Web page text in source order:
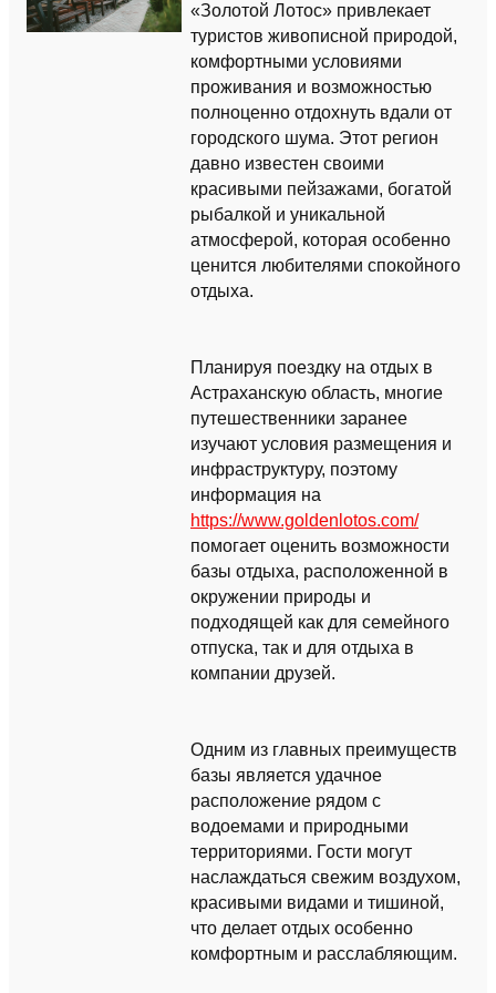
«Золотой Лотос» привлекает
туристов живописной природой,
комфортными условиями
проживания и возможностью
полноценно отдохнуть вдали от
городского шума. Этот регион
давно известен своими
красивыми пейзажами, богатой
рыбалкой и уникальной
атмосферой, которая особенно
ценится любителями спокойного
отдыха.
Планируя поездку на отдых в
Астраханскую область, многие
путешественники заранее
изучают условия размещения и
инфраструктуру, поэтому
информация на
https://www.goldenlotos.com/
помогает оценить возможности
базы отдыха, расположенной в
окружении природы и
подходящей как для семейного
отпуска, так и для отдыха в
компании друзей.
Одним из главных преимуществ
базы является удачное
расположение рядом с
водоемами и природными
территориями. Гости могут
наслаждаться свежим воздухом,
красивыми видами и тишиной,
что делает отдых особенно
комфортным и расслабляющим.